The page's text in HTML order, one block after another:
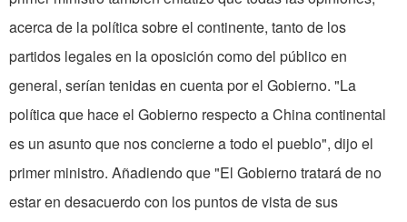
acerca de la política sobre el continente, tanto de los
partidos legales en la oposición como del público en
general, serían tenidas en cuenta por el Gobierno. "La
política que hace el Gobierno respecto a China continental
es un asunto que nos concierne a todo el pueblo", dijo el
primer ministro. Añadiendo que "El Gobierno tratará de no
estar en desacuerdo con los puntos de vista de sus